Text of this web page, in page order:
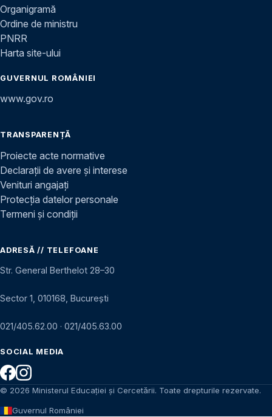
Organigramă
Ordine de ministru
PNRR
Harta site-ului
GUVERNUL ROMÂNIEI
www.gov.ro
TRANSPARENȚĂ
Proiecte acte normative
Declarații de avere și interese
Venituri angajați
Protecția datelor personale
Termeni și condiții
ADRESĂ // TELEFOANE
Str. General Berthelot 28–30
Sector 1, 010168, București
021/405.62.00 · 021/405.63.00
SOCIAL MEDIA
© 2026 Ministerul Educației și Cercetării. Toate drepturile rezervate.
Guvernul României